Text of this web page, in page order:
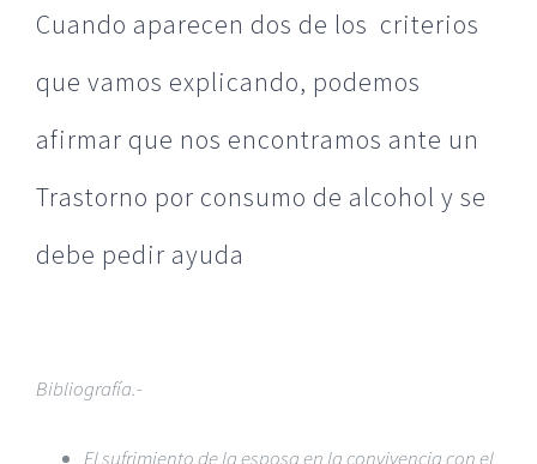
Cuando aparecen dos de los criterios
que vamos explicando, podemos
afirmar que nos encontramos ante un
Trastorno por consumo de alcohol y se
debe pedir ayuda
Bibliografía.-
El sufrimiento de la esposa en la convivencia con el